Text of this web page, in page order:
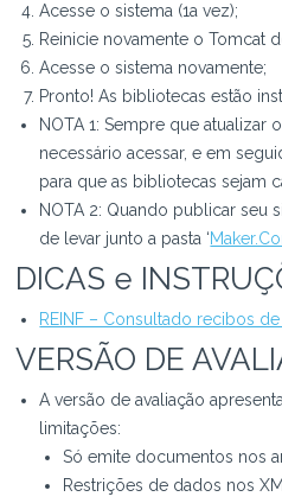
Acesse o sistema (1a vez);
Reinicie novamente o Tomcat
Acesse o sistema novamente;
Pronto! As bibliotecas estão
NOTA 1: Sempre que atualizar
necessário acessar, e em
para que as bibliotecas sejam
NOTA 2: Quando publicar seu
de levar junto a pasta ‘
DICAS e
REINF – Consultado recibos
VERSÃO DE
A versão de avaliação
limitações:
Só emite documentos nos
Restrições de dados nos